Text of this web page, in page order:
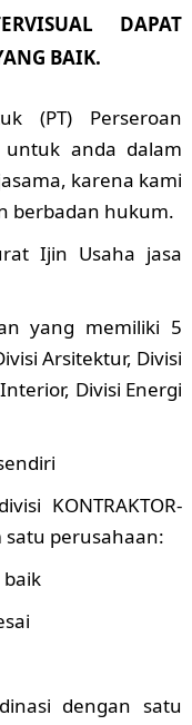
DAPAT
BAIK.
(PT) Perseroan
untuk anda dalam
karena kami
berbadan hukum.
Ijin Usaha jasa
yang memiliki 5
Arsitektur, Divisi
Divisi Energi
KONTRAKTOR-
satu perusahaan:
dengan satu